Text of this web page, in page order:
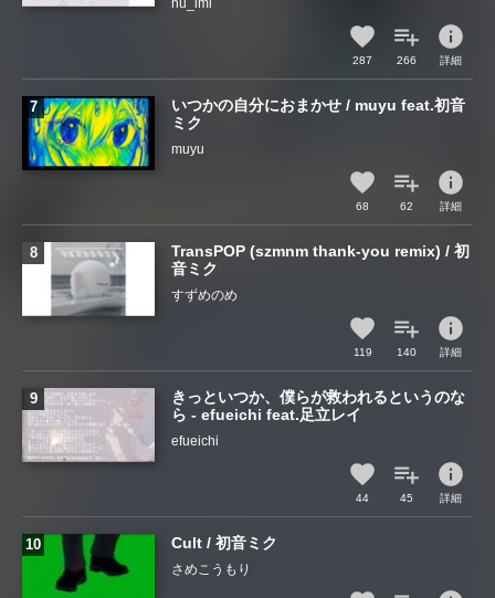
nu_imi
287 266
info
詳細
いつかの自分におまかせ / muyu feat.初音
ミク
muyu
68 62
info
詳細
TransPOP (szmnm thank-you remix) / 初
音ミク
すずめのめ
119 140
info
詳細
きっといつか、僕らが救われるというのな
ら - efueichi feat.足立レイ
efueichi
44 45
info
詳細
Cult / 初音ミク
さめこうもり